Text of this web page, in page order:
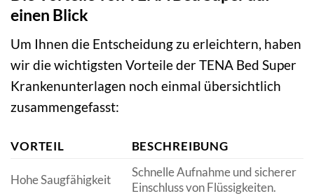
einen Blick
Um Ihnen die Entscheidung zu erleichtern, haben
wir die wichtigsten Vorteile der TENA Bed Super
Krankenunterlagen noch einmal übersichtlich
zusammengefasst:
VORTEIL BESCHREIBUNG
Hohe Saugfähigkeit
Schnelle Aufnahme und sicherer
Einschluss von Flüssigkeiten.